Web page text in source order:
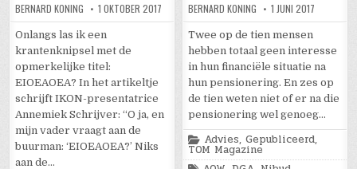
BERNARD KONING 1 OKTOBER 2017
Onlangs las ik een
krantenknipsel met de
opmerkelijke titel:
EIOEAOEA? In het artikeltje
schrijft IKON-presentatrice
Annemiek Schrijver: “O ja, en
mijn vader vraagt aan de
buurman: ‘EIOEAOEA?’ Niks
aan de…
BERNARD KONING 1 JUNI 2017
Twee op de tien mensen
hebben totaal geen interesse
in hun financiële situatie na
hun pensionering. En zes op
de tien weten niet of er na die
pensionering wel genoeg…
Posted
in
Advies,Gepubliceerd,
TOM Magazine